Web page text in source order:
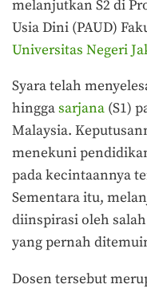
melanjutkan S2 di
Usia Dini (PAUD)
Universitas Negeri
Syara telah
hinggasarjana (S1)
Malaysia.
menekuni
pada kecintaannya
Sementara itu,
diinspirasi oleh
yang pernah
Dosen tersebut